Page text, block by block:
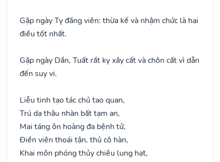
Gặp ngày Tỵ đăng viên: thừa kế và nhậm chức là hai
điều tốt nhất.
Gặp ngày Dần, Tuất rất kỵ xây cất và chôn cất vì dẫn
đến suy vi.
Liễu tinh tạo tác chủ tao quan,
Trú dạ thâu nhàn bất tạm an,
Mai táng ôn hoàng đa bệnh tử,
Điền viên thoái tận, thủ cô hàn,
Khai môn phóng thủy chiêu lung hạt,